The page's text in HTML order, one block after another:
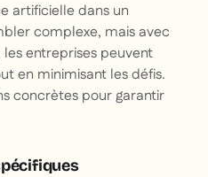
artificielle dans un
complexe, mais avec
entreprises peuvent
en minimisant les défis.
concrètes pour garantir